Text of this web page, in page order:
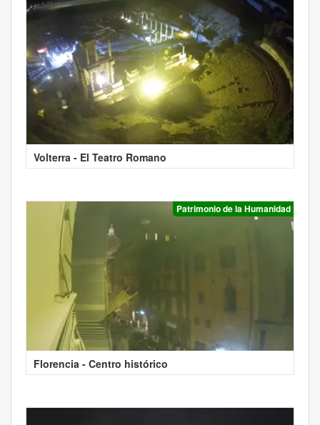
Volterra - El Teatro Romano
Patrimonio de la Humanidad
Florencia - Centro histórico